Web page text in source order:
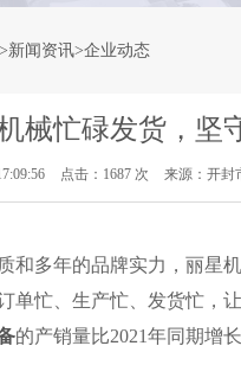
>新闻资讯>企业动态
械忙碌发货，坚
点击：1687 次 来源：开封
和多年的品牌实力，丽星
单忙、生产忙、发货忙，
的产销量比2021年同期增